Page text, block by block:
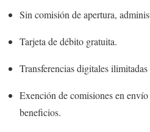
Sin comisión de apertura,
Tarjeta de débito gratuita.
Transferencias digitales
Exención de comisiones en
beneficios.